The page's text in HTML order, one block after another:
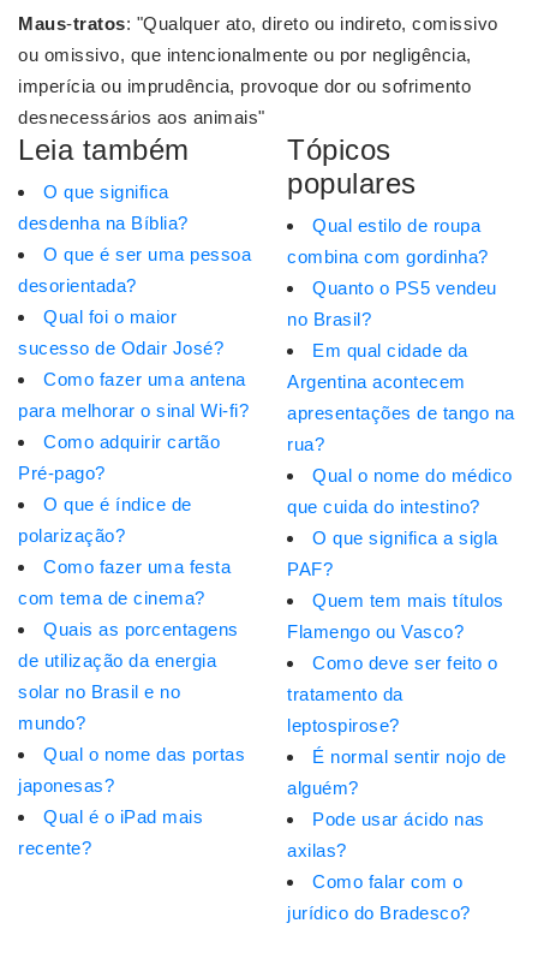
Maus-tratos: "Qualquer ato, direto ou indireto, comissivo
ou omissivo, que intencionalmente ou por negligência,
imperícia ou imprudência, provoque dor ou sofrimento
desnecessários aos animais"
Leia também
O que significa
desdenha na Bíblia?
O que é ser uma pessoa
desorientada?
Qual foi o maior
sucesso de Odair José?
Como fazer uma antena
para melhorar o sinal Wi-fi?
Como adquirir cartão
Pré-pago?
O que é índice de
polarização?
Como fazer uma festa
com tema de cinema?
Quais as porcentagens
de utilização da energia
solar no Brasil e no
mundo?
Qual o nome das portas
japonesas?
Qual é o iPad mais
recente?
Tópicos
populares
Qual estilo de roupa
combina com gordinha?
Quanto o PS5 vendeu
no Brasil?
Em qual cidade da
Argentina acontecem
apresentações de tango na
rua?
Qual o nome do médico
que cuida do intestino?
O que significa a sigla
PAF?
Quem tem mais títulos
Flamengo ou Vasco?
Como deve ser feito o
tratamento da
leptospirose?
É normal sentir nojo de
alguém?
Pode usar ácido nas
axilas?
Como falar com o
jurídico do Bradesco?